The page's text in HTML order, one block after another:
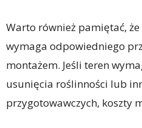
Warto również pamiętać,
wymaga odpowiedniego
montażem. Jeśli teren
usunięcia roślinności lub
przygotowawczych, koszty